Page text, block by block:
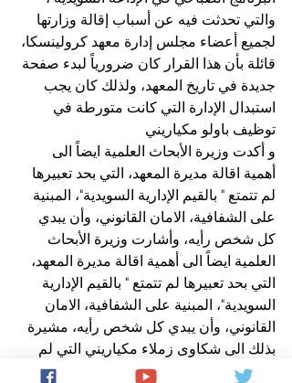
والتي تحدثت فيه عن أسباب إقالة وزارتها
لجميع أعضاء مجلس إدارة معهد كرولينسكا،
قائلة بأن هذا القرار كان ضرورياً لبدء صفحة
جديدة في تاريخ المعهد، ولذلك كان يجب
استبدال الإدارة التي كانت متورطة في
توظيف باولو مكياريني
و أكدت وزيرة الأبحاث العلمية ايضاً الى
أهمية اقالة مديرة المعهد، التي بحد تعبيرها
لم تتمتع " بالقيم الإدارية السويدية"، المبنية
على الشفافية، الامان القانوني، وأن يبدي
كل شخص رأيه، وأشارت وزيرة الأبحاث
العلمية ايضاً الى أهمية اقالة مديرة المعهد،
التي بحد تعبيرها لم تتمتع " بالقيم الإدارية
السويدية"، المبنية على الشفافية، الامان
القانوني، وأن يبدي كل شخص رأيه، مشيرة
بذلك الى شكاوى زملاء مكياريني التي لم
تأخذها إدارة معهد كرولينسكا بجدية